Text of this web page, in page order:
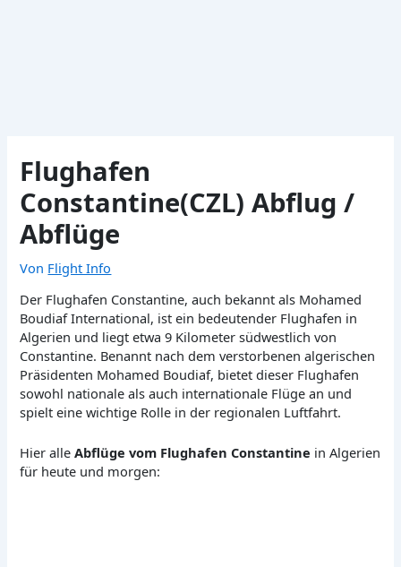
Flughafen
Constantine(CZL) Abflug /
Abflüge
Von Flight Info
Der Flughafen Constantine, auch bekannt als Mohamed
Boudiaf International, ist ein bedeutender Flughafen in
Algerien und liegt etwa 9 Kilometer südwestlich von
Constantine. Benannt nach dem verstorbenen algerischen
Präsidenten Mohamed Boudiaf, bietet dieser Flughafen
sowohl nationale als auch internationale Flüge an und
spielt eine wichtige Rolle in der regionalen Luftfahrt.
Hier alleAbflüge vom Flughafen Constantine in Algerien
für heute und morgen: